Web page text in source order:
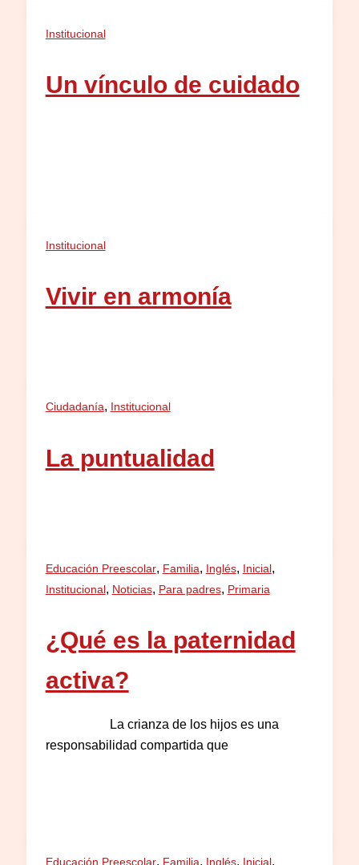
Institucional
Un vínculo de cuidado
Institucional
Vivir en armonía
Ciudadanía, Institucional
La puntualidad
Educación Preescolar, Familia, Inglés, Inicial,
Institucional, Noticias, Para padres, Primaria
¿Qué es la paternidad
activa?
La crianza de los hijos es una
responsabilidad compartida que
Educación Preescolar, Familia, Inglés, Inicial,